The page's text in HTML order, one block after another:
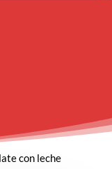
con leche